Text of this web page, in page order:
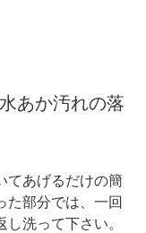
あか汚れの落
てあげるだけの簡
た部分では、一回
洗って下さい。